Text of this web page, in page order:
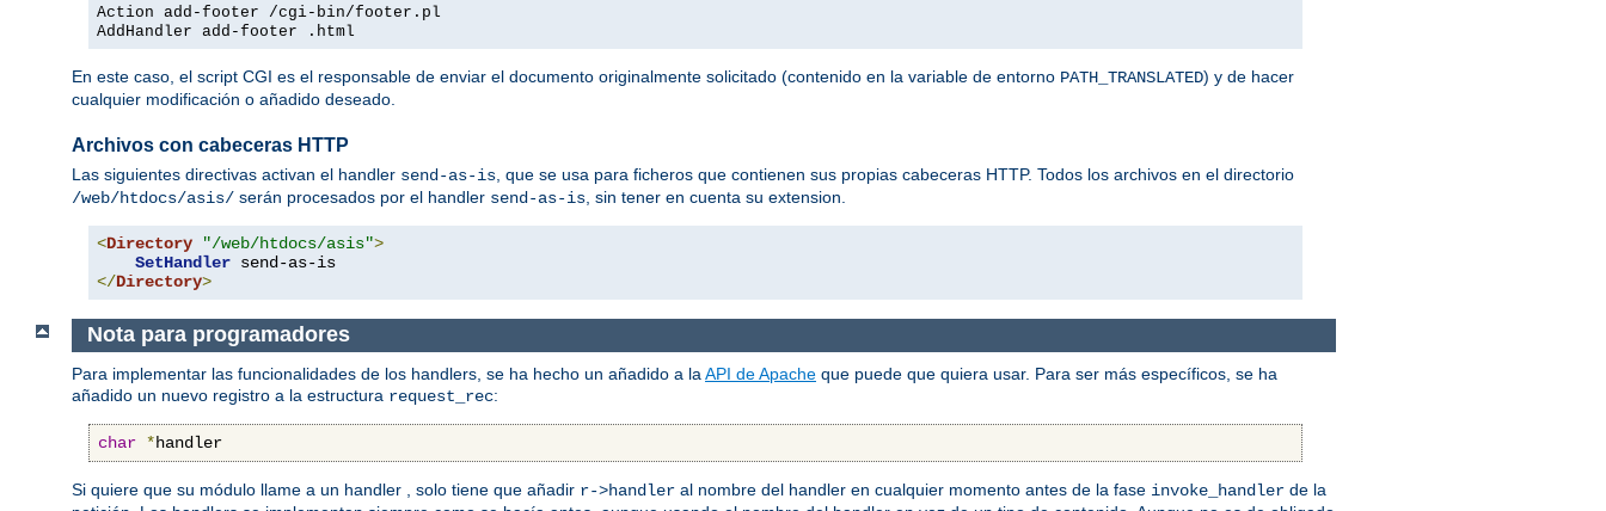
Action add-footer /cgi-bin/footer.pl
AddHandler add-footer .html
En este caso, el script CGI es el responsable de enviar el documento originalmente solicitado (contenido en la variable de entorno PATH_TRANSLATED) y de hacer
cualquier modificación o añadido deseado.
Archivos con cabeceras HTTP
Las siguientes directivas activan el handler send-as-is, que se usa para ficheros que contienen sus propias cabeceras HTTP. Todos los archivos en el directorio
/web/htdocs/asis/ serán procesados por el handler send-as-is, sin tener en cuenta su extension.
<Directory "/web/htdocs/asis">
SetHandler
</Directory>
Nota para programadores
Para implementar las funcionalidades de los handlers, se ha hecho un añadido a la API de Apache que puede que quiera usar. Para ser más específicos, se ha
añadido un nuevo registro a la estructura request_rec:
char *handler
Si quiere que su módulo llame a un handler , solo tiene que añadir r->handler al nombre del handler en cualquier momento antes de la fase invoke_handler de la